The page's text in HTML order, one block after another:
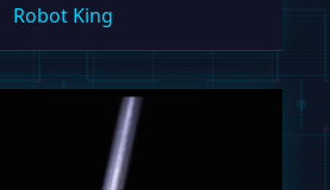
Robot King